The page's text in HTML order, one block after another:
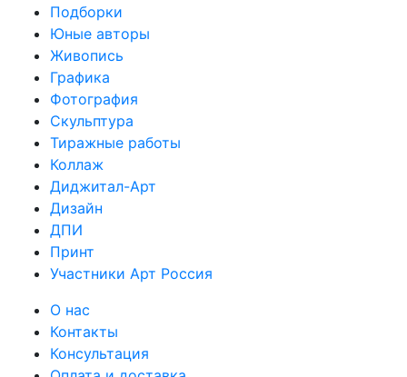
Подборки
Юные авторы
Живопись
Графика
Фотография
Скульптура
Тиражные работы
Коллаж
Диджитал-Арт
Дизайн
ДПИ
Принт
Участники Арт Россия
О нас
Контакты
Консультация